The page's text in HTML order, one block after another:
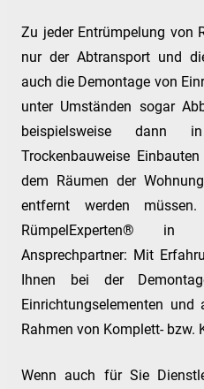
Zu jeder Entrümpelung von
nur der Abtransport und
auch die Demontage von
unter Umständen sogar
beispielsweise dann
Trockenbauweise
dem Räumen der
entfernt werden
RümpelExperten®
Ansprechpartner: Mit
Ihnen bei der
Einrichtungselementen
Rahmen von Komplett- bzw.
Wenn auch für Sie